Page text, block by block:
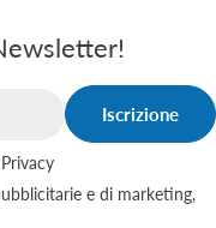
Iscrizione
e di marketing,